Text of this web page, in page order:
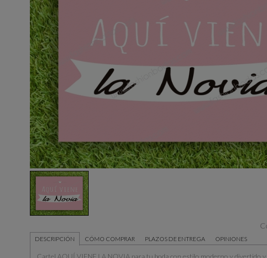
DESCRIPCIÓN CÓMO COMPRAR PLAZOS DE ENTREGA OPINIONES
Cartel AQUÍ VIENE LA NOVIA para tu boda con estilo moderno y divertido y